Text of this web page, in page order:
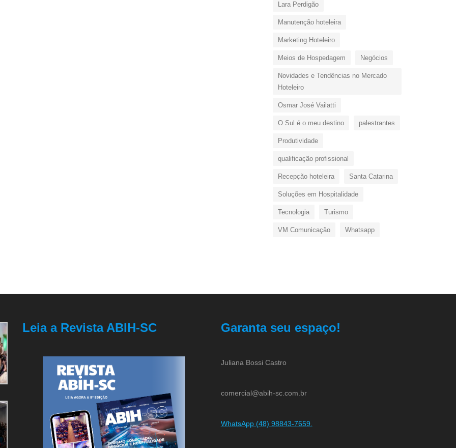
Lara Perdigão
Manutenção hoteleira
Marketing Hoteleiro
Meios de Hospedagem Negócios
Novidades e Tendências no Mercado
Hoteleiro
Osmar José Vailatti
O Sul é o meu destino palestrantes
Produtividade
qualificação profissional
Recepção hoteleira Santa Catarina
Soluções em Hospitalidade
Tecnologia Turismo
VM Comunicação Whatsapp
Leia a Revista ABIH-SC Garanta seu espaço!
Juliana Bossi Castro
comercial@abih-sc.com.br
WhatsApp (48) 98843-7659.